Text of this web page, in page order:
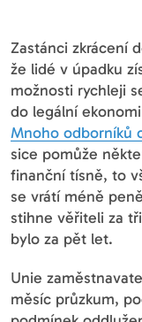
Zastánci zkrácení
že lidé v úpadku
možnosti rychleji
do legální
Mnoho odborníků
sice pomůže
finanční tísně, to
se vrátí méně
stihne věřiteli za
bylo za pět let.
Unie
měsíc průzkum,